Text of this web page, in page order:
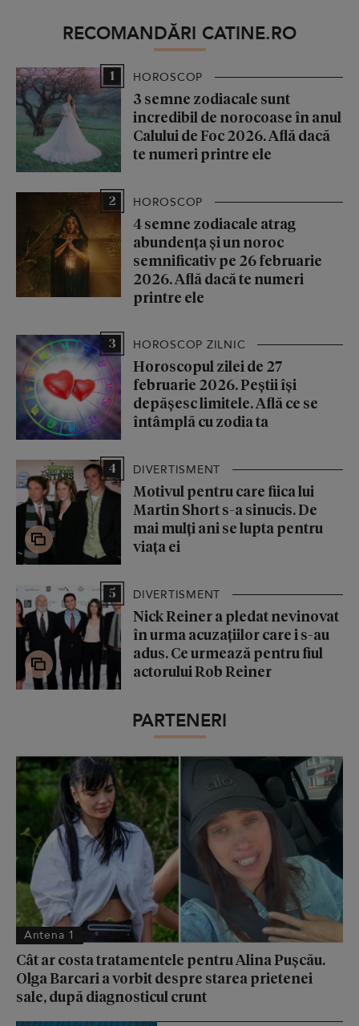
RECOMANDĂRI CATINE.RO
1 HOROSCOP
3 semne zodiacale sunt
incredibil de norocoase în anul
Calului de Foc 2026. Află dacă
te numeri printre ele
2 HOROSCOP
4 semne zodiacale atrag
abundența și un noroc
semnificativ pe 26 februarie
2026. Află dacă te numeri
printre ele
3 HOROSCOP ZILNIC
Horoscopul zilei de 27
februarie 2026. Peștii își
depășesc limitele. Află ce se
întâmplă cu zodia ta
4 DIVERTISMENT
Motivul pentru care fiica lui
Martin Short s-a sinucis. De
mai mulți ani se lupta pentru
viața ei
5 DIVERTISMENT
Nick Reiner a pledat nevinovat
în urma acuzațiilor care i s-au
adus. Ce urmează pentru fiul
actorului Rob Reiner
PARTENERI
Antena 1
Cât ar costa tratamentele pentru Alina Pușcău.
Olga Barcari a vorbit despre starea prietenei
sale, după diagnosticul crunt